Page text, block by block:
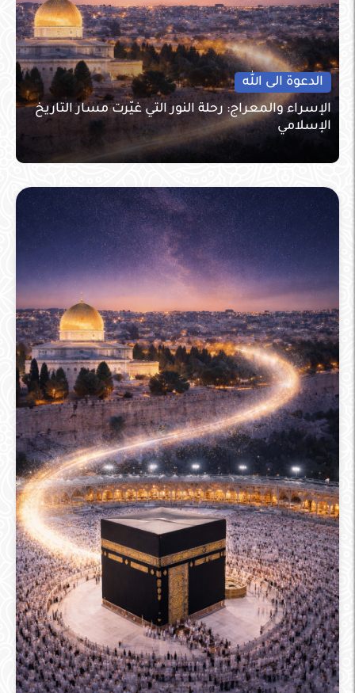
الدعوة الى الله
الإسراء والمعراج: رحلة النور التي غيّرت مسار التاريخ
الإسلامي